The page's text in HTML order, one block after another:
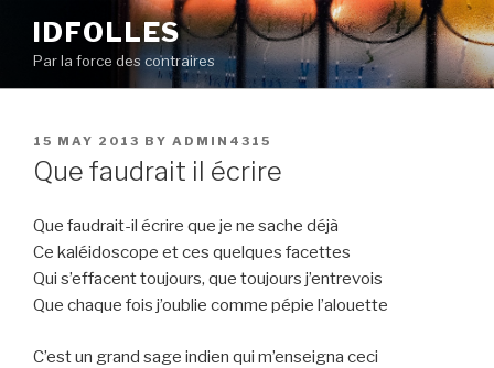
content
IDFOLLES
Par la force des contraires
POSTED
ON
15 MAY 2013 BY ADMIN4315
Que faudrait il écrire
Que faudrait-il écrire que je ne sache déjà
Ce kaléidoscope et ces quelques facettes
Qui s’effacent toujours, que toujours j’entrevois
Que chaque fois j’oublie comme pépie l’alouette
C’est un grand sage indien qui m’enseigna ceci